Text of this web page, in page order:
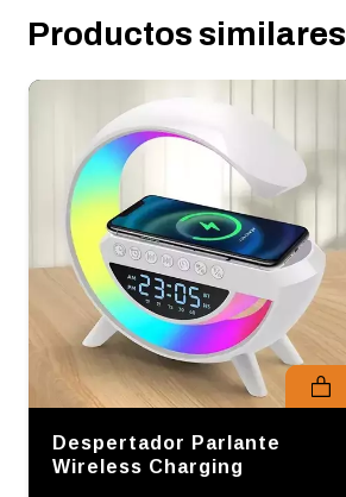
Productos similares
Despertador Parlante
Wireless Charging